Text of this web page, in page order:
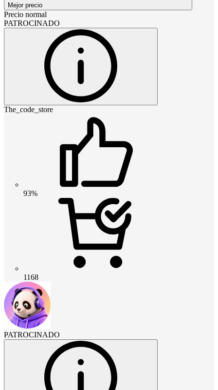
Mejor precio
Precio normal
PATROCINADO
The_code_store
93%
1168
PATROCINADO